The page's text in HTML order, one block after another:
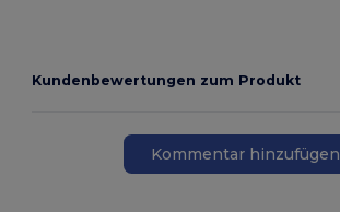
Kundenbewertungen zum Produkt
Kommentar hinzufügen